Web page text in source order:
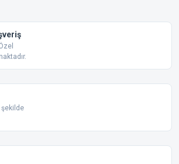
bozuk veya görüntülenemiyor.
eksik bilgiler bulunuyor.
farklı alternatifler olmalı.
şekilde